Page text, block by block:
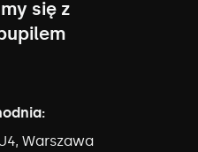
się z
Warszawa